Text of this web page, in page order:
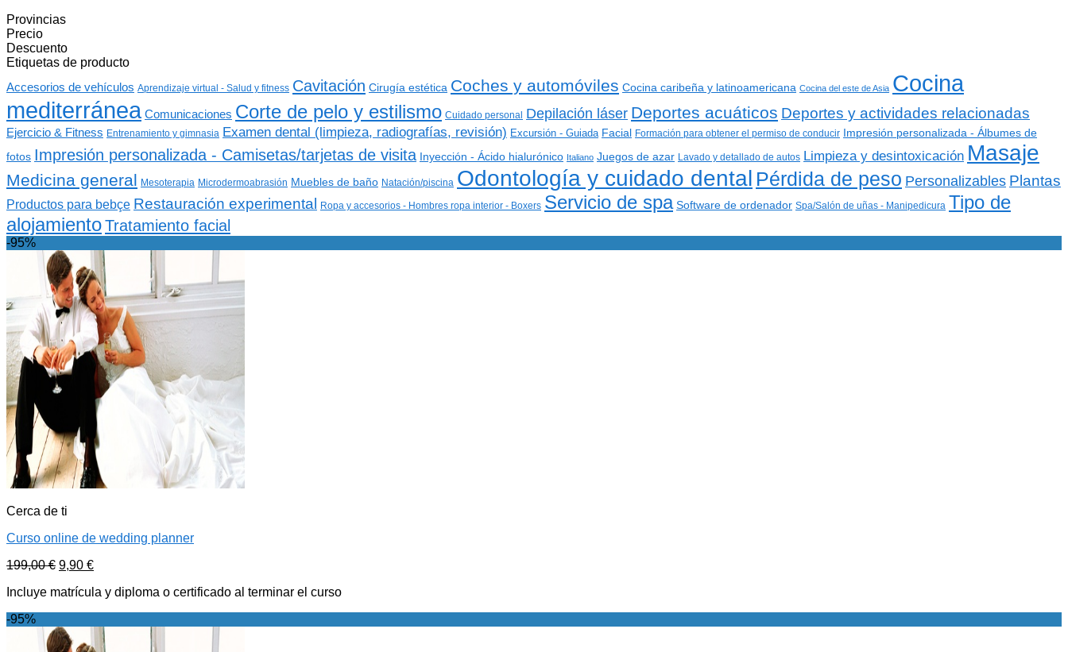
Provincias
Precio
Descuento
Etiquetas de producto
Accesorios de vehículos Aprendizaje virtual - Salud y fitness Cavitación Cirugía estética Coches y automóviles Cocina caribeña y latinoamericana Cocina del este de Asia Cocina
mediterránea Comunicaciones Corte de pelo y estilismo Cuidado personal Depilación láser Deportes acuáticos Deportes y actividades relacionadas
Ejercicio & Fitness Entrenamiento y gimnasia Examen dental (limpieza, radiografías, revisión) Excursión - Guiada Facial Formación para obtener el permiso de conducir
Impresión personalizada - Álbumes de
fotos Impresión personalizada - Camisetas/tarjetas de visita Inyección - Ácido hialurónico Italiano Juegos de azar Lavado y detallado de autos Limpieza y desintoxicación Masaje
Medicina general Mesoterapia Microdermoabrasión Muebles de baño Natación/piscina Odontología y cuidado dental Pérdida de peso Personalizables Plantas
Productos para bebçe Restauración experimental Ropa y accesorios - Hombres ropa interior - Boxers Servicio de spa Software de ordenador Spa/Salón de uñas - Manipedicura Tipo de
alojamientoTratamiento facial
-95%
Cerca de ti
Curso online de wedding planner
199,00€ 9,90 €
Incluye matrícula y diploma o certificado al terminar el curso
-95%